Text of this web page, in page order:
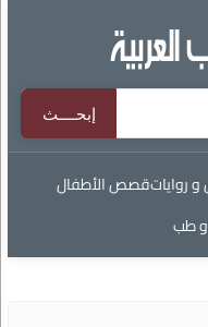
رواياتقصص الأطفال
طب